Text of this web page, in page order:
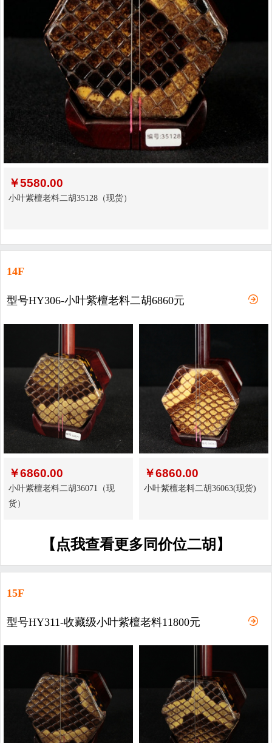
￥5580.00
小叶紫檀老料二胡35128（现货）
14F
型号HY306-小叶紫檀老料二胡6860元
￥6860.00
小叶紫檀老料二胡36071（现
货）
￥6860.00
小叶紫檀老料二胡36063(现货)
【点我查看更多同价位二胡】
15F
型号HY311-收藏级小叶紫檀老料11800元